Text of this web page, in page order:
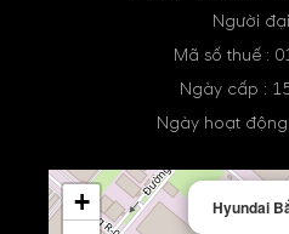
Người
Mã số thuế :
Ngày cấp :
Ngày hoạt
Hyundai
+